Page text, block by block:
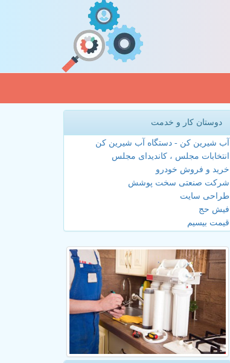
دوستان کار و خدمت
آب شیرین کن - دستگاه آب شیرین کن
انتخابات مجلس ، کاندیدای مجلس
خرید و فروش خودرو
شرکت صنعتی سخت پوشش
طراحی سایت
فیش حج
قیمت بیسیم